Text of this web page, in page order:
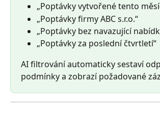
„Poptávky vytvořené tento
„Poptávky firmy ABC s.r.o.“
„Poptávky bez navazující
„Poptávky za poslední čtvrtletí“
AI filtrování automaticky sestaví
podmínky a zobrazí požadované